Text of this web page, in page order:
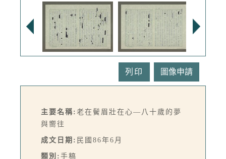
列印
主要名稱: 老在鬢眉壯在心—八十歲的夢
與嚮往
成文日期: 民國86年6月
類別: 手稿